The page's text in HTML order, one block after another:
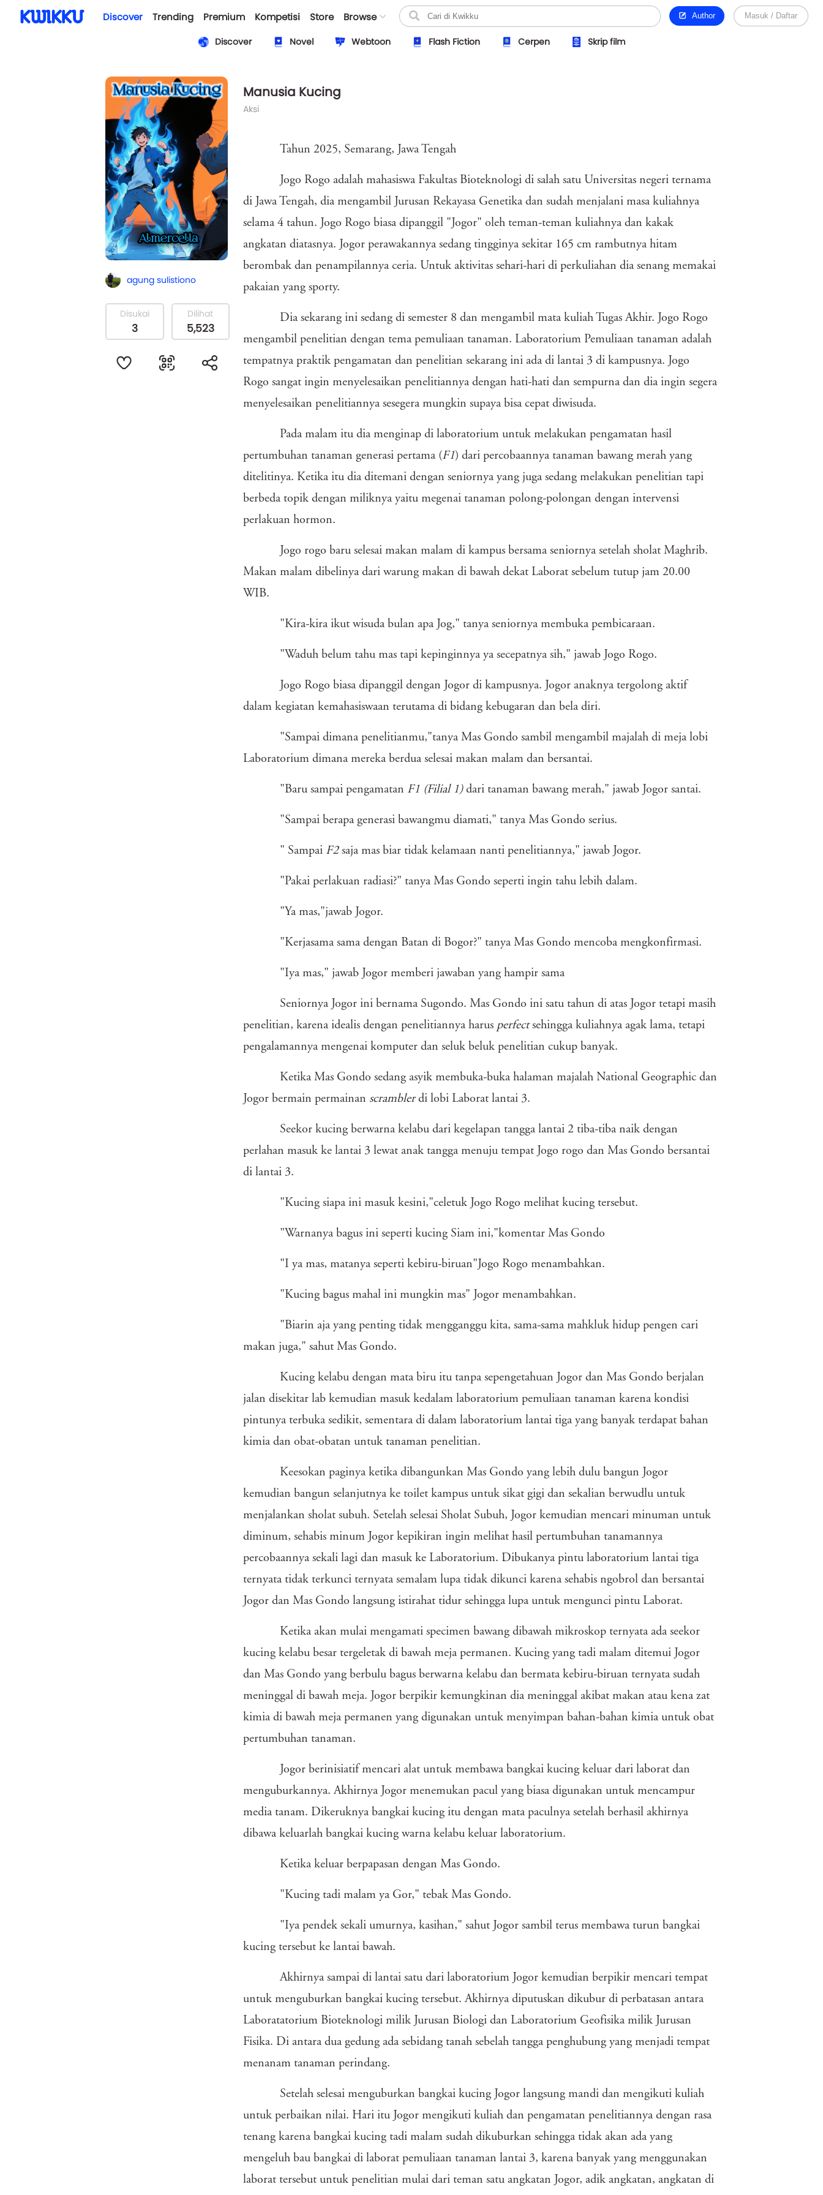
Discover Trending Premium Kompetisi Store Browse Author Masuk / Daftar
Discover Novel Webtoon Flash Fiction Cerpen Skrip film
agung sulistiono
Disukai
3
Dilihat
5,523
Manusia Kucing
Aksi
Tahun 2025, Semarang, Jawa Tengah
Jogo Rogo adalah mahasiswa Fakultas Bioteknologi di salah satu Universitas negeri ternama
di Jawa Tengah, dia mengambil Jurusan Rekayasa Genetika dan sudah menjalani masa kuliahnya
selama 4 tahun. Jogo Rogo biasa dipanggil "Jogor" oleh teman-teman kuliahnya dan kakak
angkatan diatasnya. Jogor perawakannya sedang tingginya sekitar 165 cm rambutnya hitam
berombak dan penampilannya ceria. Untuk aktivitas sehari-hari di perkuliahan dia senang memakai
pakaian yang sporty.
Dia sekarang ini sedang di semester 8 dan mengambil mata kuliah Tugas Akhir. Jogo Rogo
mengambil penelitian dengan tema pemuliaan tanaman. Laboratorium Pemuliaan tanaman adalah
tempatnya praktik pengamatan dan penelitian sekarang ini ada di lantai 3 di kampusnya. Jogo
Rogo sangat ingin menyelesaikan penelitiannya dengan hati-hati dan sempurna dan dia ingin segera
menyelesaikan penelitiannya sesegera mungkin supaya bisa cepat diwisuda.
Pada malam itu dia menginap di laboratorium untuk melakukan pengamatan hasil
pertumbuhan tanaman generasi pertama (F1) dari percobaannya tanaman bawang merah yang
ditelitinya. Ketika itu dia ditemani dengan seniornya yang juga sedang melakukan penelitian tapi
berbeda topik dengan miliknya yaitu megenai tanaman polong-polongan dengan intervensi
perlakuan hormon.
Jogo rogo baru selesai makan malam di kampus bersama seniornya setelah sholat Maghrib.
Makan malam dibelinya dari warung makan di bawah dekat Laborat sebelum tutup jam 20.00
WIB.
"Kira-kira ikut wisuda bulan apa Jog," tanya seniornya membuka pembicaraan.
"Waduh belum tahu mas tapi kepinginnya ya secepatnya sih," jawab Jogo Rogo.
Jogo Rogo biasa dipanggil dengan Jogor di kampusnya. Jogor anaknya tergolong aktif
dalam kegiatan kemahasiswaan terutama di bidang kebugaran dan bela diri.
"Sampai dimana penelitianmu,"tanya Mas Gondo sambil mengambil majalah di meja lobi
Laboratorium dimana mereka berdua selesai makan malam dan bersantai.
"Baru sampai pengamatan F1 (Filial 1) dari tanaman bawang merah," jawab Jogor santai.
"Sampai berapa generasi bawangmu diamati," tanya Mas Gondo serius.
" Sampai F2saja mas biar tidak kelamaan nanti penelitiannya," jawab Jogor.
"Pakai perlakuan radiasi?" tanya Mas Gondo seperti ingin tahu lebih dalam.
"Ya mas,"jawab Jogor.
"Kerjasama sama dengan Batan di Bogor?" tanya Mas Gondo mencoba mengkonfirmasi.
"Iya mas," jawab Jogor memberi jawaban yang hampir sama
Seniornya Jogor ini bernama Sugondo. Mas Gondo ini satu tahun di atas Jogor tetapi masih
penelitian, karena idealis dengan penelitiannya harus perfectsehingga kuliahnya agak lama, tetapi
pengalamannya mengenai komputer dan seluk beluk penelitian cukup banyak.
Ketika Mas Gondo sedang asyik membuka-buka halaman majalah National Geographic dan
Jogor bermain permainan scramblerdi lobi Laborat lantai 3.
Seekor kucing berwarna kelabu dari kegelapan tangga lantai 2 tiba-tiba naik dengan
perlahan masuk ke lantai 3 lewat anak tangga menuju tempat Jogo rogo dan Mas Gondo bersantai
di lantai 3.
"Kucing siapa ini masuk kesini,"celetuk Jogo Rogo melihat kucing tersebut.
"Warnanya bagus ini seperti kucing Siam ini,"komentar Mas Gondo
"I ya mas, matanya seperti kebiru-biruan"Jogo Rogo menambahkan.
"Kucing bagus mahal ini mungkin mas" Jogor menambahkan.
"Biarin aja yang penting tidak mengganggu kita, sama-sama mahkluk hidup pengen cari
makan juga," sahut Mas Gondo.
Kucing kelabu dengan mata biru itu tanpa sepengetahuan Jogor dan Mas Gondo berjalan
jalan disekitar lab kemudian masuk kedalam laboratorium pemuliaan tanaman karena kondisi
pintunya terbuka sedikit, sementara di dalam laboratorium lantai tiga yang banyak terdapat bahan
kimia dan obat-obatan untuk tanaman penelitian.
Keesokan paginya ketika dibangunkan Mas Gondo yang lebih dulu bangun Jogor
kemudian bangun selanjutnya ke toilet kampus untuk sikat gigi dan sekalian berwudlu untuk
menjalankan sholat subuh. Setelah selesai Sholat Subuh, Jogor kemudian mencari minuman untuk
diminum, sehabis minum Jogor kepikiran ingin melihat hasil pertumbuhan tanamannya
percobaannya sekali lagi dan masuk ke Laboratorium. Dibukanya pintu laboratorium lantai tiga
ternyata tidak terkunci ternyata semalam lupa tidak dikunci karena sehabis ngobrol dan bersantai
Jogor dan Mas Gondo langsung istirahat tidur sehingga lupa untuk mengunci pintu Laborat.
Ketika akan mulai mengamati specimen bawang dibawah mikroskop ternyata ada seekor
kucing kelabu besar tergeletak di bawah meja permanen. Kucing yang tadi malam ditemui Jogor
dan Mas Gondo yang berbulu bagus berwarna kelabu dan bermata kebiru-biruan ternyata sudah
meninggal di bawah meja. Jogor berpikir kemungkinan dia meninggal akibat makan atau kena zat
kimia di bawah meja permanen yang digunakan untuk menyimpan bahan-bahan kimia untuk obat
pertumbuhan tanaman.
Jogor berinisiatif mencari alat untuk membawa bangkai kucing keluar dari laborat dan
menguburkannya. Akhirnya Jogor menemukan pacul yang biasa digunakan untuk mencampur
media tanam. Dikeruknya bangkai kucing itu dengan mata paculnya setelah berhasil akhirnya
dibawa keluarlah bangkai kucing warna kelabu keluar laboratorium.
Ketika keluar berpapasan dengan Mas Gondo.
"Kucing tadi malam ya Gor," tebak Mas Gondo.
"Iya pendek sekali umurnya, kasihan," sahut Jogor sambil terus membawa turun bangkai
kucing tersebut ke lantai bawah.
Akhirnya sampai di lantai satu dari laboratorium Jogor kemudian berpikir mencari tempat
untuk menguburkan bangkai kucing tersebut. Akhirnya diputuskan dikubur di perbatasan antara
Laboratatorium Bioteknologi milik Jurusan Biologi dan Laboratorium Geofisika milik Jurusan
Fisika. Di antara dua gedung ada sebidang tanah sebelah tangga penghubung yang menjadi tempat
menanam tanaman perindang.
Setelah selesai menguburkan bangkai kucing Jogor langsung mandi dan mengikuti kuliah
untuk perbaikan nilai. Hari itu Jogor mengikuti kuliah dan pengamatan penelitiannya dengan rasa
tenang karena bangkai kucing tadi malam sudah dikuburkan sehingga tidak akan ada yang
mengeluh bau bangkai di laborat pemuliaan tanaman lantai 3, karena banyak yang menggunakan
laborat tersebut untuk penelitian mulai dari teman satu angkatan Jogor, adik angkatan, angkatan di